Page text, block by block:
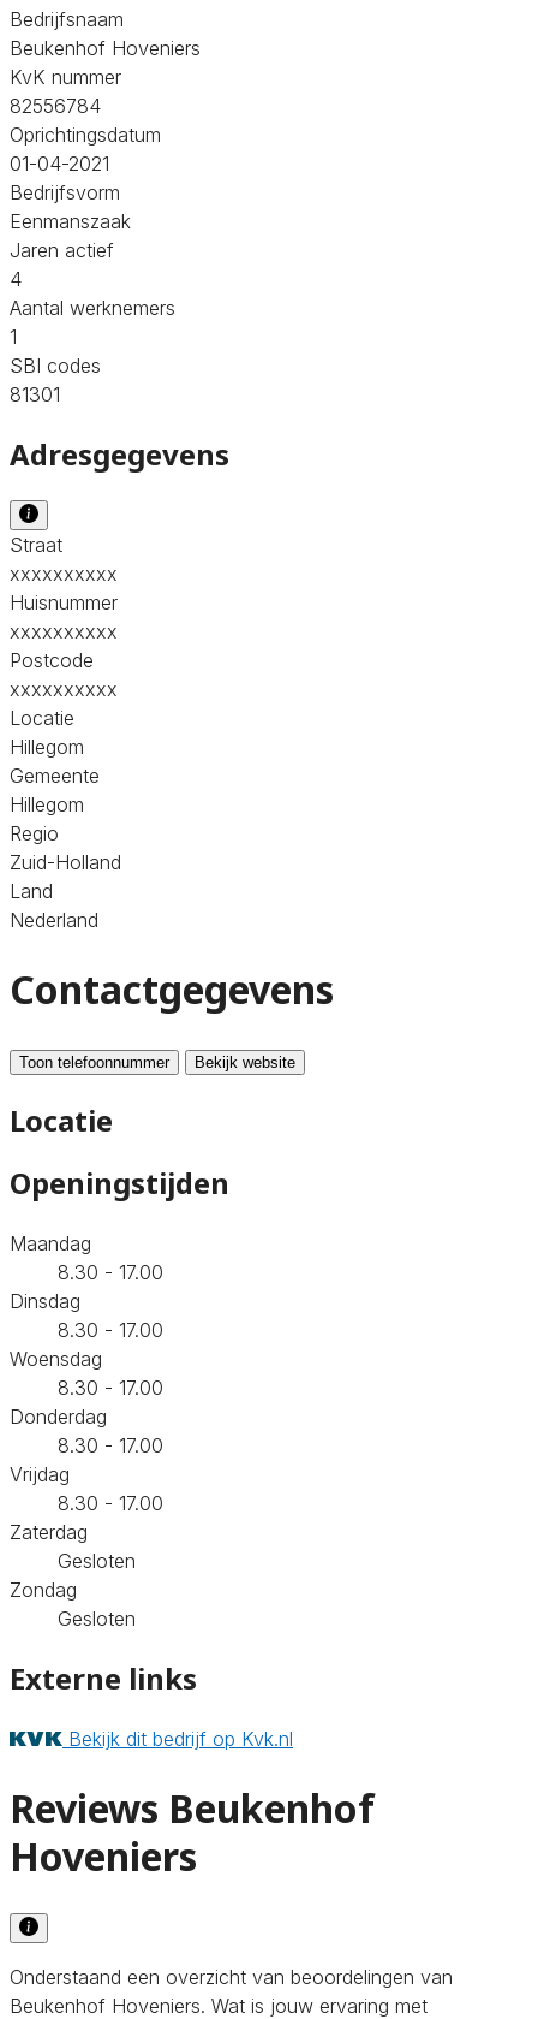
Bedrijfsnaam
Beukenhof Hoveniers
KvK nummer
82556784
Oprichtingsdatum
01-04-2021
Bedrijfsvorm
Eenmanszaak
Jaren actief
4
Aantal werknemers
1
SBI codes
81301
Adresgegevens
Straat
xxxxxxxxxx
Huisnummer
xxxxxxxxxx
Postcode
xxxxxxxxxx
Locatie
Hillegom
Gemeente
Hillegom
Regio
Zuid-Holland
Land
Nederland
Contactgegevens
Toon telefoonnummer Bekijk website
Locatie
Openingstijden
Maandag
8.30 - 17.00
Dinsdag
8.30 - 17.00
Woensdag
8.30 - 17.00
Donderdag
8.30 - 17.00
Vrijdag
8.30 - 17.00
Zaterdag
Gesloten
Zondag
Gesloten
Externe links
Bekijk dit bedrijf op Kvk.nl
Reviews Beukenhof
Hoveniers
Onderstaand een overzicht van beoordelingen van
Beukenhof Hoveniers. Wat is jouw ervaring met